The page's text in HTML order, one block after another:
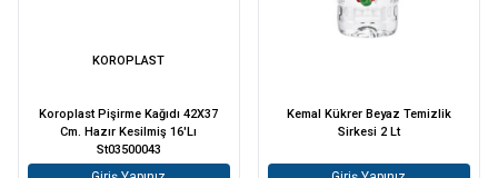
KOROPLAST
Koroplast Pişirme Kağıdı 42X37
Cm. Hazır Kesilmiş 16'Lı
St03500043
Kemal Kükrer Beyaz Temizlik
Sirkesi 2 Lt